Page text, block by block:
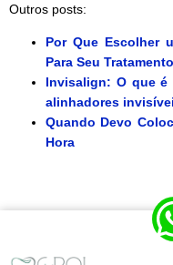
Outros posts:
Por Que Escolher
Para Seu Tratamento
Invisalign: O que
alinhadores
Quando Devo
Hora